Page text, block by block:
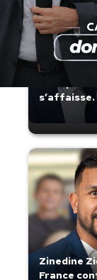
Lorsque
s’affaisse.
Zinedine
France